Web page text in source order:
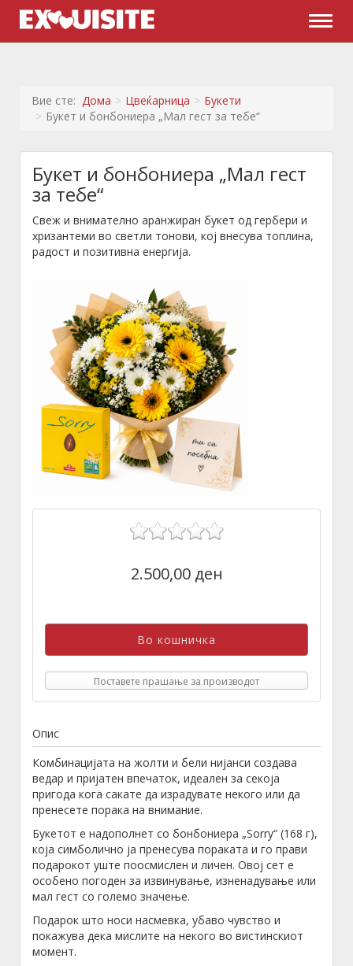
Вие сте: Дома Цвеќарница
Букети
Букет и бонбониера „Мал гест за тебе“
Букет и бонбониера „Мал гест
за тебе“
Свеж и внимателно аранжиран букет од гербери и
хризантеми во светли тонови, кој внесува топлина,
радост и позитивна енергија.
2.500,00 ден
Поставете прашање за производот
Опис
Комбинацијата на жолти и бели нијанси создава
ведар и пријатен впечаток, идеален за секоја
пригода кога сакате да израдувате некого или да
пренесете порака на внимание.
Букетот е надополнет со бонбониера „Sorry“ (168 г),
која симболично ја пренесува пораката и го прави
подарокот уште поосмислен и личен. Овој сет е
особено погоден за извинување, изненадување или
мал гест со големо значење.
Подарок што носи насмевка, убаво чувство и
покажува дека мислите на некого во вистинскиот
момент.